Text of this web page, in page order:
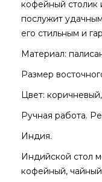
кофейный столик
послужит
его стильным и
Материал:
Размер
Цвет:
Ручная работа.
Индия.
Индийской стол
кофейный,